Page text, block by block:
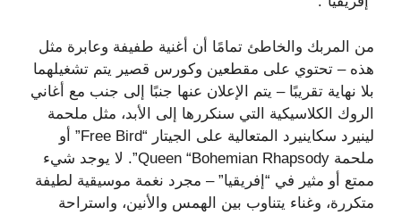
من المربك والخاطئ تمامًا أن أغنية طفيفة وعابرة مثل
هذه – تحتوي على مقطعين وكورس قصير يتم تشغيلهما
بلا نهاية تقريبًا – يتم الإعلان عنها جنبًا إلى جنب مع أغاني
الروك الكلاسيكية التي سنكررها إلى الأبد، مثل ملحمة
لينيرد سكاينيرد المتعالية على الجيتار “Free Bird” أو
ملحمة Queen “Bohemian Rhapsody”. لا يوجد شيء
ممتع أو مثير في “إفريقيا” – مجرد نغمة موسيقية لطيفة
متكررة، وغناء يتناوب بين الهمس والأنين، واستراحة